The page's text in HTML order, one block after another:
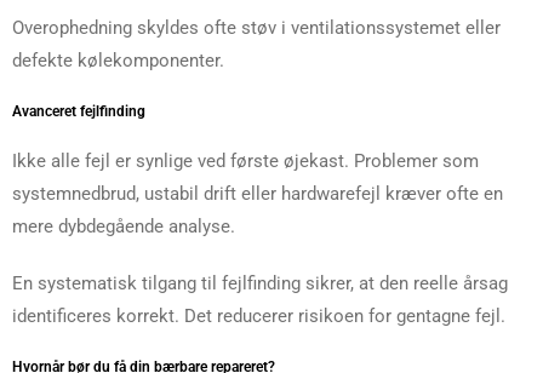
Overophedning skyldes ofte støv i ventilationssystemet eller
defekte kølekomponenter.
Avanceret fejlfinding
Ikke alle fejl er synlige ved første øjekast. Problemer som
systemnedbrud, ustabil drift eller hardwarefejl kræver ofte en
mere dybdegående analyse.
En systematisk tilgang til fejlfinding sikrer, at den reelle årsag
identificeres korrekt. Det reducerer risikoen for gentagne fejl.
Hvornår bør du få din bærbare repareret?